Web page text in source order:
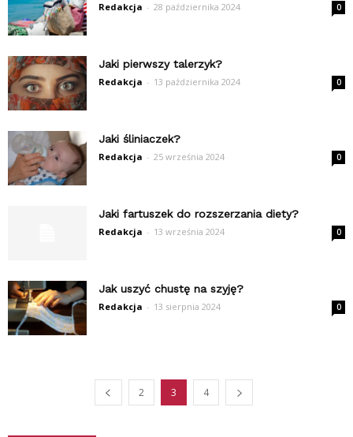
Redakcja - 28 października 2024 0
Jaki pierwszy talerzyk?
Redakcja - 13 października 2024 0
Jaki śliniaczek?
Redakcja - 25 września 2024 0
Jaki fartuszek do rozszerzania diety?
Redakcja - 13 września 2024 0
Jak uszyć chustę na szyję?
Redakcja - 13 sierpnia 2024 0
2 3 4